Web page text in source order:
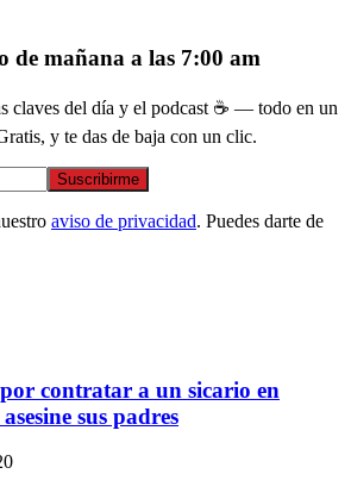
de mañana a las 7:00 am
claves del día y el podcast ☕ — todo en un
y te das de baja con un clic.
Suscribirme
aviso de privacidad. Puedes darte de
contratar a un sicario en
sus padres